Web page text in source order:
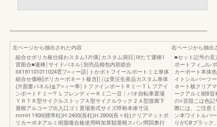
左ページから抽出された内容
組合せポリカ板仕様わスタム1片偶￨カスタム洞日￨IIIたて運棟1
背面合■連棟￨サイドパネル￨別売品相包内容総合
llX181101011024雲フ=ィー語￨トかポトフイールポートミエ単体
組合せ価格[ポリカーボネート板含]￨￨は受注生産品カスタム単体
(片面妻パネル)≦ア=ィー率￨トファインポートＲミ一ＴＬフアイ
ンポートＦミ一〒ＬフレンディーＲミ二一亘︱パオ自転車置場
ＹＲＴＲ型サイクルストップＡ型サイクルラック２Ａ型渡廊下
屋根アルコープ出入口ゴミ置場形式サイズ呼称本体寸法
mmH:1900(標準柱)H:2400(長柱)H:2800(長々柱)クリアマットポ
リカーボネアルミ樹脂複合板使用時加算額屋根スパン間回奥行
右ページから抽出
■セット記号の
ポートフィ_Jレ
カーポート本体
イトシルバーツ
ネート板クリア
ークアルミ樹B
の○言阻こは色記
際には、ご注意
ン本ワイトルバ
りがCBブラック